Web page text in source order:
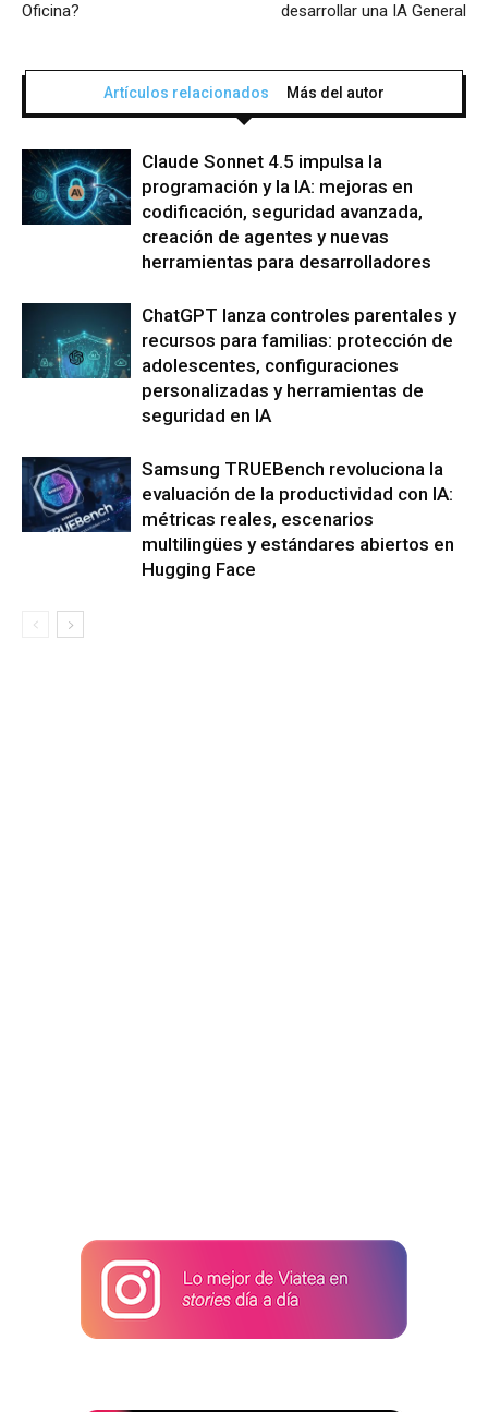
Oficina?
desarrollar una IA General
Artículos relacionados Más del autor
Claude Sonnet 4.5 impulsa la
programación y la IA: mejoras en
codificación, seguridad avanzada,
creación de agentes y nuevas
herramientas para desarrolladores
ChatGPT lanza controles parentales y
recursos para familias: protección de
adolescentes, configuraciones
personalizadas y herramientas de
seguridad en IA
Samsung TRUEBench revoluciona la
evaluación de la productividad con IA:
métricas reales, escenarios
multilingües y estándares abiertos en
Hugging Face